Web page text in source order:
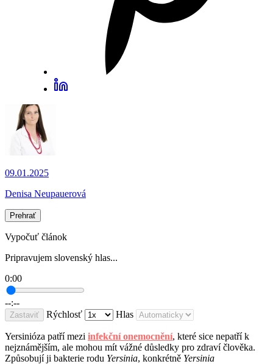
09.01.2025
Denisa Neupauerová
Prehrať
Vypočuť článok
Pripravujem slovenský hlas...
0:00
--:--
Zastaviť Rýchlosť Hlas
Yersinióza patří mezi infekční onemocnění, které sice nepatří k
nejznámějším, ale mohou mít vážné důsledky pro zdraví člověka.
Způsobují ji bakterie rodu Yersinia, konkrétně Yersinia